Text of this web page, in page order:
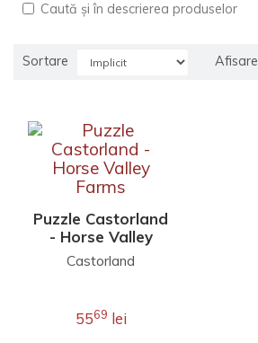
Caută și în descrierea produselor
Sortare Afisare
Puzzle Castorland
- Horse Valley
Farms
Castorland
5569 lei